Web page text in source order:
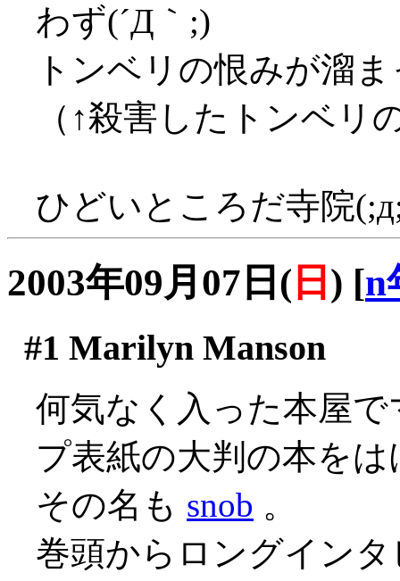
わず(´Д｀;)
トンベリの恨みが溜
（↑殺害したトンベリ
ひどいところだ寺院
2003年09月07日( 日 ) [n
#1 Marilyn Manson
何気なく入った本屋
プ表紙の大判の本を
その名も snob 。
巻頭からロングイン